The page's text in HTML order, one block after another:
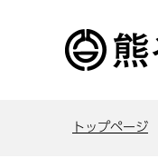
トップページ